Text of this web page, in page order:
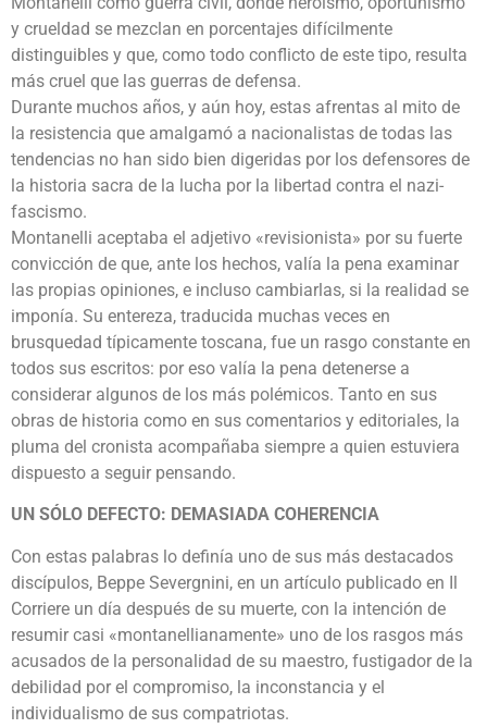
y crueldad se mezclan en porcentajes difícilmente
distinguibles y que, como todo conflicto de este tipo, resulta
más cruel que las guerras de defensa.
Durante muchos años, y aún hoy, estas afrentas al mito de
la resistencia que amalgamó a nacionalistas de todas las
tendencias no han sido bien digeridas por los defensores de
la historia sacra de la lucha por la libertad contra el nazi-
fascismo.
Montanelli aceptaba el adjetivo «revisionista» por su fuerte
convicción de que, ante los hechos, valía la pena examinar
las propias opiniones, e incluso cambiarlas, si la realidad se
imponía. Su entereza, traducida muchas veces en
brusquedad típicamente toscana, fue un rasgo constante en
todos sus escritos: por eso valía la pena detenerse a
considerar algunos de los más polémicos. Tanto en sus
obras de historia como en sus comentarios y editoriales, la
pluma del cronista acompañaba siempre a quien estuviera
dispuesto a seguir pensando.
UN SÓLO DEFECTO: DEMASIADA COHERENCIA
Con estas palabras lo definía uno de sus más destacados
discípulos, Beppe Severgnini, en un artículo publicado en Il
Corriere un día después de su muerte, con la intención de
resumir casi «montanellianamente» uno de los rasgos más
acusados de la personalidad de su maestro, fustigador de la
debilidad por el compromiso, la inconstancia y el
individualismo de sus compatriotas.